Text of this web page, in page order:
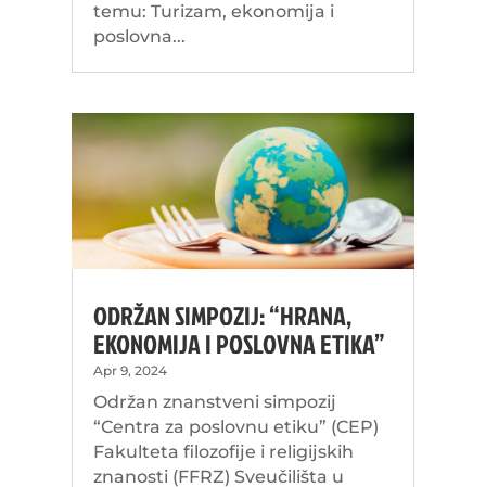
temu: Turizam, ekonomija i
poslovna...
ODRŽAN SIMPOZIJ: “HRANA,
EKONOMIJA I POSLOVNA ETIKA”
Apr 9, 2024
Održan znanstveni simpozij
“Centra za poslovnu etiku” (CEP)
Fakulteta filozofije i religijskih
znanosti (FFRZ) Sveučilišta u